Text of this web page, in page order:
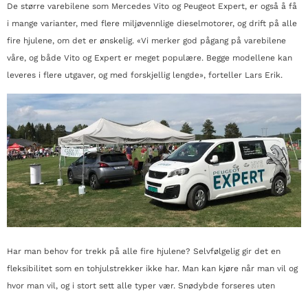
De større varebilene som Mercedes Vito og Peugeot Expert, er også å få
i mange varianter, med flere miljøvennlige dieselmotorer, og drift på alle
fire hjulene, om det er ønskelig. «Vi merker god pågang på varebilene
våre, og både Vito og Expert er meget populære. Begge modellene kan
leveres i flere utgaver, og med forskjellig lengde», forteller Lars Erik.
Har man behov for trekk på alle fire hjulene? Selvfølgelig gir det en
fleksibilitet som en tohjulstrekker ikke har. Man kan kjøre når man vil og
hvor man vil, og i stort sett alle typer vær. Snødybde forseres uten